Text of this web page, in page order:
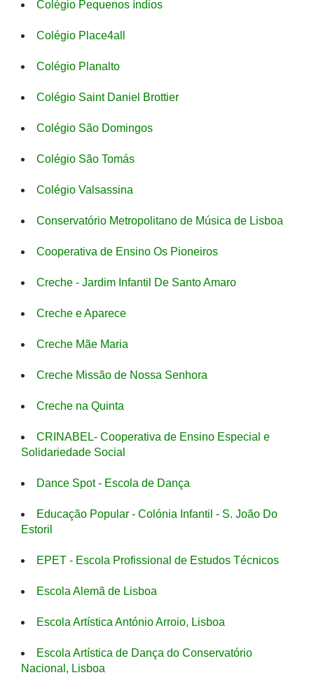
Colégio Pequenos índios
Colégio Place4all
Colégio Planalto
Colégio Saint Daniel Brottier
Colégio São Domingos
Colégio São Tomás
Colégio Valsassina
Conservatório Metropolitano de Música de Lisboa
Cooperativa de Ensino Os Pioneiros
Creche - Jardim Infantil De Santo Amaro
Creche e Aparece
Creche Mãe Maria
Creche Missão de Nossa Senhora
Creche na Quinta
CRINABEL- Cooperativa de Ensino Especial e
Solidariedade Social
Dance Spot - Escola de Dança
Educação Popular - Colónia Infantil - S. João Do
Estoril
EPET - Escola Profissional de Estudos Técnicos
Escola Alemã de Lisboa
Escola Artística António Arroio, Lisboa
Escola Artística de Dança do Conservatório
Nacional, Lisboa